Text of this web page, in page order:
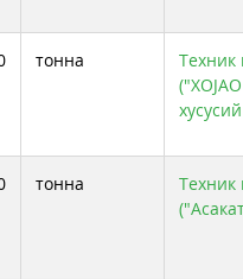
тонна
Техник
тонна
Техник